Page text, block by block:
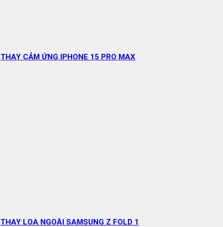
THAY CẢM ỨNG IPHONE 15 PRO MAX
THAY LOA NGOÀI SAMSUNG Z FOLD 1